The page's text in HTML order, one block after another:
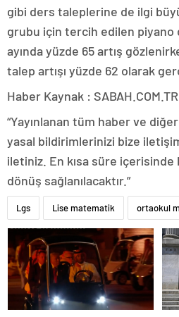
gibi ders taleplerine de ilgi
grubu için tercih edilen
ayında yüzde 65 artış
talep artışı yüzde 62 olarak
Haber Kaynak : SABAH.COM.TR
“Yayınlanan tüm haber ve
yasal bildirimlerinizi bize
iletiniz. En kısa süre
dönüş sağlanılacaktır.”
Lgs Lise matematik ortaokul